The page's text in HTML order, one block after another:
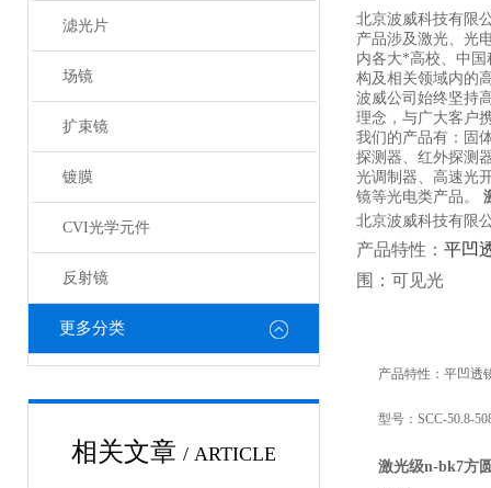
滤光片
场镜
扩束镜
镀膜
CVI光学元件
反射镜
更多分类
相关文章 / ARTICLE
北京波威科技有限
产品涉及激光、光
内各大*高校、中
构及相关领域内的
波威公司始终坚持
理念，与广大客户
我们的产品有：固
探测器、红外探测
光调制器、高速光
镜等光电类产品。
北京波威科技有限
产品特性： 平凹
围：可见光
产品特性：平凹透
型号：SCC-50.8-
激光级n-bk7方